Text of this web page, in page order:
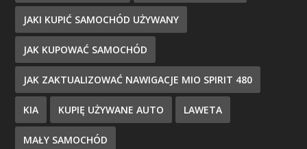
JAKI KUPIĆ SAMOCHÓD UŻYWANY
JAK KUPOWAĆ SAMOCHÓD
JAK ZAKTUALIZOWAĆ NAWIGACJE MIO SPIRIT 480
KIA KUPIĘ UŻYWANE AUTO LAWETA
MAŁY SAMOCHÓD